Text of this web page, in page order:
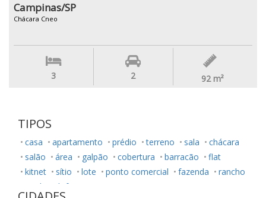
Campinas/SP
Chácara Cneo
3 2 92 m²
TIPOS
casa apartamento prédio terreno sala
chácara
salão
área galpão cobertura barracão
flat
kitnet
sítio lote ponto comercial fazenda
rancho
studio
loft